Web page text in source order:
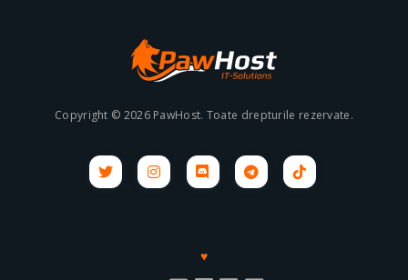
Copyright © 2026 PawHost. Toate drepturile rezervate.
♥